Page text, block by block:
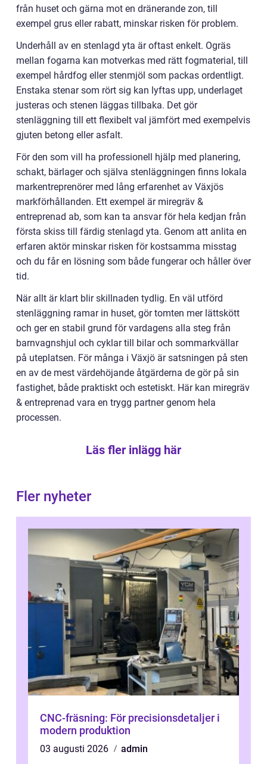
från huset och gärna mot en dränerande zon, till
exempel grus eller rabatt, minskar risken för problem.
Underhåll av en stenlagd yta är oftast enkelt. Ogräs
mellan fogarna kan motverkas med rätt fogmaterial, till
exempel hårdfog eller stenmjöl som packas ordentligt.
Enstaka stenar som rört sig kan lyftas upp, underlaget
justeras och stenen läggas tillbaka. Det gör
stenläggning till ett flexibelt val jämfört med exempelvis
gjuten betong eller asfalt.
För den som vill ha professionell hjälp med planering,
schakt, bärlager och själva stenläggningen finns lokala
markentreprenörer med lång erfarenhet av Växjös
markförhållanden. Ett exempel är miregräv &
entreprenad ab, som kan ta ansvar för hela kedjan från
första skiss till färdig stenlagd yta. Genom att anlita en
erfaren aktör minskar risken för kostsamma misstag
och du får en lösning som både fungerar och håller över
tid.
När allt är klart blir skillnaden tydlig. En väl utförd
stenläggning ramar in huset, gör tomten mer lättskött
och ger en stabil grund för vardagens alla steg från
barnvagnshjul och cyklar till bilar och sommarkvällar
på uteplatsen. För många i Växjö är satsningen på sten
en av de mest värdehöjande åtgärderna de gör på sin
fastighet, både praktiskt och estetiskt. Här kan miregräv
& entreprenad vara en trygg partner genom hela
processen.
Läs fler inlägg här
Fler nyheter
CNC-fräsning: För precisionsdetaljer i
modern produktion
03 augusti 2026
admin